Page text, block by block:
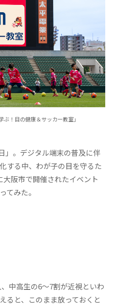
！目の健康＆サッカー教室」
。デジタル端末の普及に伴
する中、わが子の目を守るた
阪市で開催されたイベント
てみた。
中高生の6〜7割が近視といわ
ると、このまま放っておくと